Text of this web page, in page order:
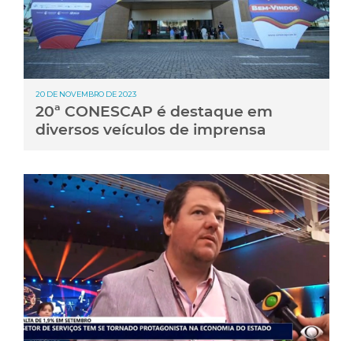
20 DE NOVEMBRO DE 2023
20ª CONESCAP é destaque em
diversos veículos de imprensa